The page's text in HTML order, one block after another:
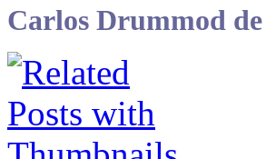
Carlos Drummod